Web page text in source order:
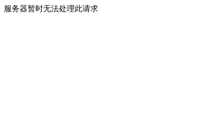
服务器暂时无法处理此请求